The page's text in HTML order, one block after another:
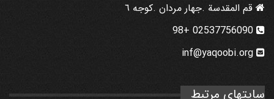
قم المقدسة .جهار مردان .كوجه ٦
inf@yaqoobi.org
سایتهای مرتبط